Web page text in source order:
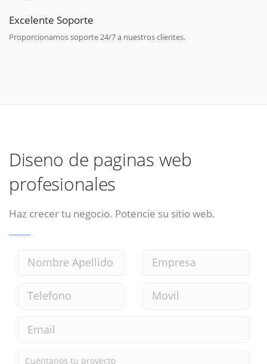
Excelente Soporte
Proporcionamos soporte 24/7 a nuestros clientes.
Diseno de paginas web
profesionales
Haz crecer tu negocio. Potencie su sitio web.